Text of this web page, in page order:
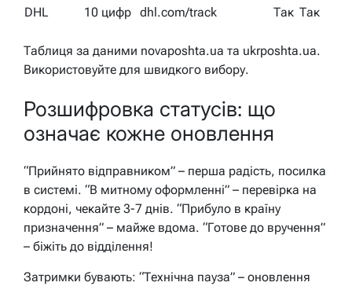
DHL
10 цифр dhl.com/track Так Так
Таблиця за даними novaposhta.ua та ukrposhta.ua.
Використовуйте для швидкого вибору.
Розшифровка статусів: що
означає кожне оновлення
“Прийнято відправником” – перша радість, посилка
в системі. “В митному оформленні” – перевірка на
кордоні, чекайте 3-7 днів. “Прибуло в країну
призначення” – майже вдома. “Готове до вручення”
– біжіть до відділення!
Затримки бувають: “Технічна пауза” – оновлення